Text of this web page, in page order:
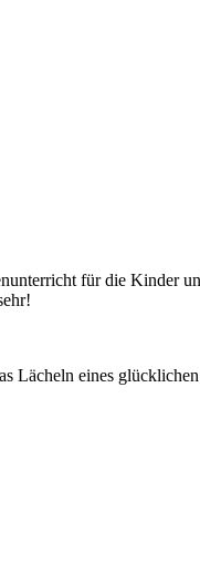
für die Kinder
eines